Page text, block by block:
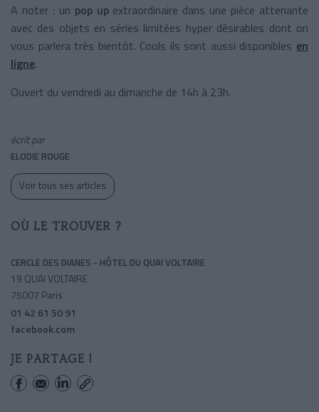
A noter : un pop upextraordinaire dans une pièce attenante
avec des objets en séries limitées hyper désirables dont on
vous parlera très bientôt. Cools ils sont aussi disponibles en
ligne.
Ouvert du vendredi au dimanche de 14h à 23h.
écrit par
ELODIE ROUGE
Voir tous ses articles
OÙ LE TROUVER ?
CERCLE DES DIANES - HÔTEL DU QUAI VOLTAIRE
19 QUAI VOLTAIRE
75007 Paris
01 42 61 50 91
facebook.com
JE PARTAGE !